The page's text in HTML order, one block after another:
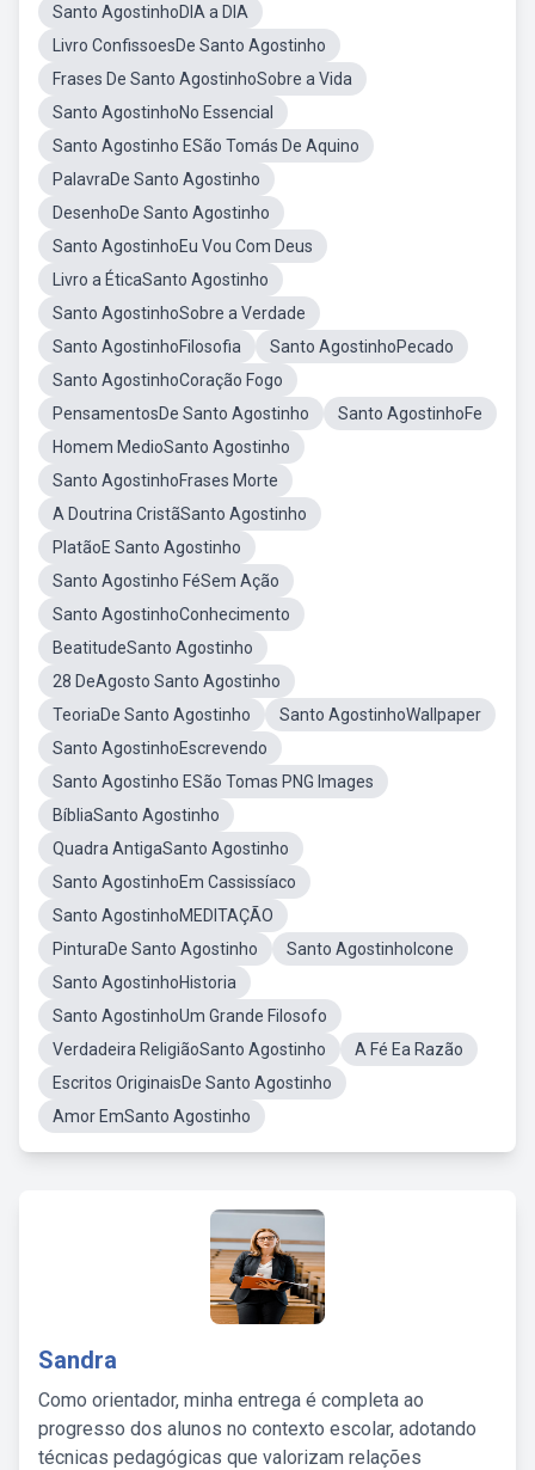
Santo AgostinhoDIA a DIA
Livro ConfissoesDe Santo Agostinho
Frases De Santo AgostinhoSobre a Vida
Santo AgostinhoNo Essencial
Santo Agostinho ESão Tomás De Aquino
PalavraDe Santo Agostinho
DesenhoDe Santo Agostinho
Santo AgostinhoEu Vou Com Deus
Livro a ÉticaSanto Agostinho
Santo AgostinhoSobre a Verdade
Santo AgostinhoFilosofia
Santo AgostinhoPecado
Santo AgostinhoCoração Fogo
PensamentosDe Santo Agostinho
Santo AgostinhoFe
Homem MedioSanto Agostinho
Santo AgostinhoFrases Morte
A Doutrina CristãSanto Agostinho
PlatãoE Santo Agostinho
Santo Agostinho FéSem Ação
Santo AgostinhoConhecimento
BeatitudeSanto Agostinho
28 DeAgosto Santo Agostinho
TeoriaDe Santo Agostinho
Santo AgostinhoWallpaper
Santo AgostinhoEscrevendo
Santo Agostinho ESão Tomas PNG Images
BíbliaSanto Agostinho
Quadra AntigaSanto Agostinho
Santo AgostinhoEm Cassissíaco
Santo AgostinhoMEDITAÇÃO
PinturaDe Santo Agostinho
Santo AgostinhoIcone
Santo AgostinhoHistoria
Santo AgostinhoUm Grande Filosofo
Verdadeira ReligiãoSanto Agostinho
A Fé Ea Razão
Escritos OriginaisDe Santo Agostinho
Amor EmSanto Agostinho
Sandra
Como orientador, minha entrega é completa ao
progresso dos alunos no contexto escolar, adotando
técnicas pedagógicas que valorizam relações